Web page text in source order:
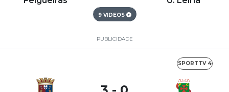
9 VIDEOS
PUBLICIDADE
SPORTTV 4